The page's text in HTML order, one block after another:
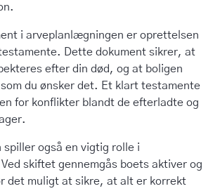
i arveplanlægningen er oprettelsen
Dette dokument sikrer, at
efter din død, og at boligen
du ønsker det. Et klart testamente
for konflikter blandt de efterladte og
spiller også en vigtig rolle i
skiftet gennemgås boets aktiver og
det muligt at sikre, at alt er korrekt